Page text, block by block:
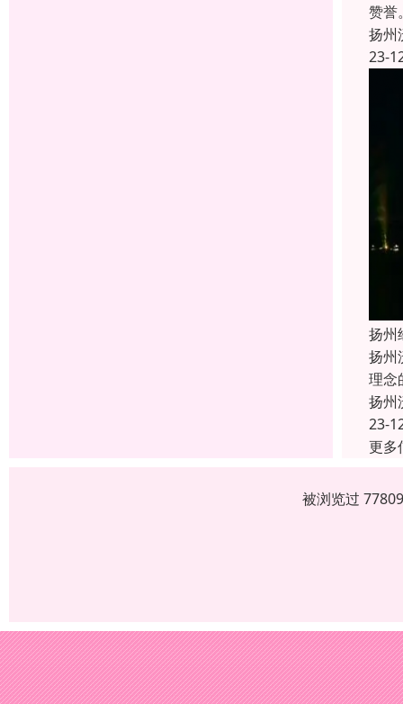
赞誉
扬州
23-
扬州
扬州
理念
扬州
23-
更多
被浏览过